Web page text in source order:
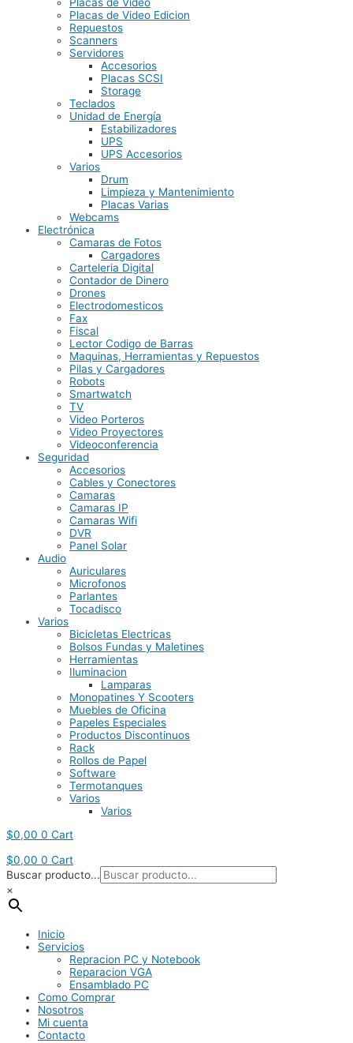
Placas de Video Edicion
Repuestos
Scanners
Servidores
Accesorios
Placas SCSI
Storage
Teclados
Unidad de Energía
Estabilizadores
UPS
UPS Accesorios
Varios
Drum
Limpieza y Mantenimiento
Placas Varias
Webcams
Electrónica
Camaras de Fotos
Cargadores
Carteleria Digital
Contador de Dinero
Drones
Electrodomesticos
Fax
Fiscal
Lector Codigo de Barras
Maquinas, Herramientas y Repuestos
Pilas y Cargadores
Robots
Smartwatch
TV
Video Porteros
Video Proyectores
Videoconferencia
Seguridad
Accesorios
Cables y Conectores
Camaras
Camaras IP
Camaras Wifi
DVR
Panel Solar
Audio
Auriculares
Microfonos
Parlantes
Tocadisco
Varios
Bicicletas Electricas
Bolsos Fundas y Maletines
Herramientas
Iluminacion
Lamparas
Monopatines Y Scooters
Muebles de Oficina
Papeles Especiales
Productos Discontinuos
Rack
Rollos de Papel
Software
Termotanques
Varios
Varios
$0,00 0 Cart
$0,00 0 Cart
Buscar producto...
×
Inicio
Servicios
Repracion PC y Notebook
Reparacion VGA
Ensamblado PC
Como Comprar
Nosotros
Mi cuenta
Contacto